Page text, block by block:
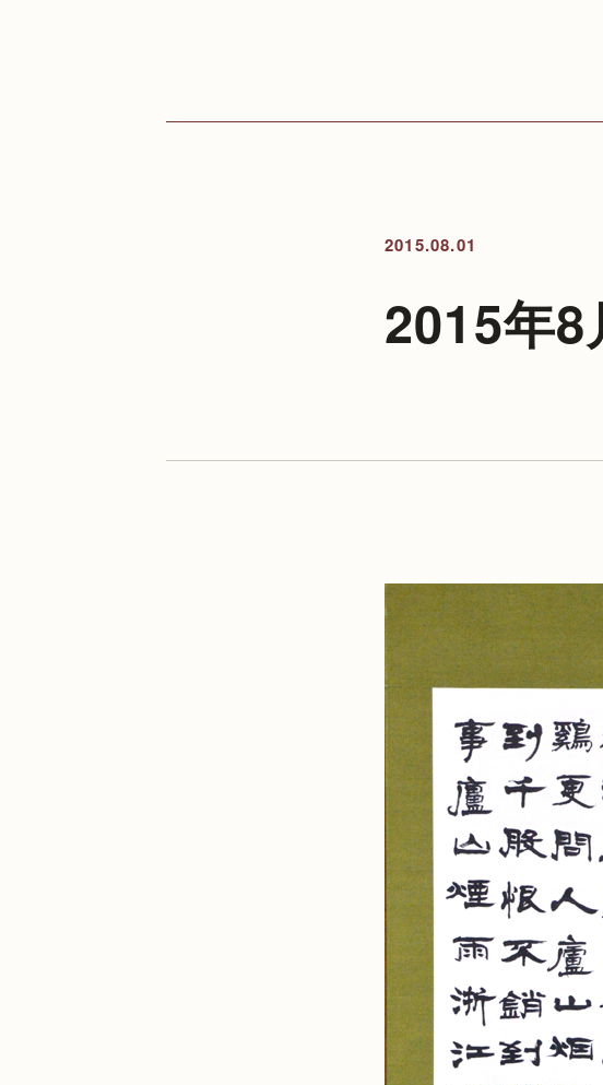
2015.08.01
2015年8